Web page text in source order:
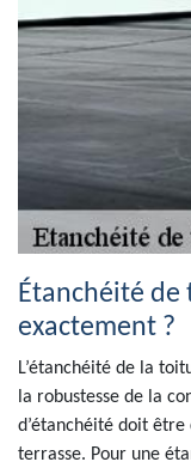
Étanchéité de
exactement ?
L’étanchéité de la
la robustesse de la
d’étanchéité doit
terrasse. Pour une